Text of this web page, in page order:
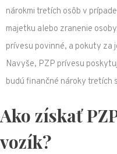
nárokmi tretích osôb v
majetku alebo zranenie
prívesu povinné, a pokuty za
Navyše, PZP prívesu
budú finančné nároky tretích
Ako získať
vozík?